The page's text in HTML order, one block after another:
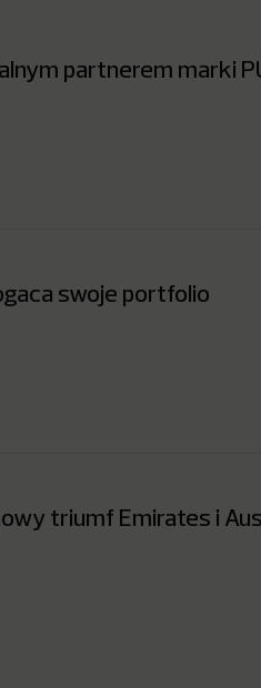
partnerem marki
swoje portfolio
triumf Emirates i